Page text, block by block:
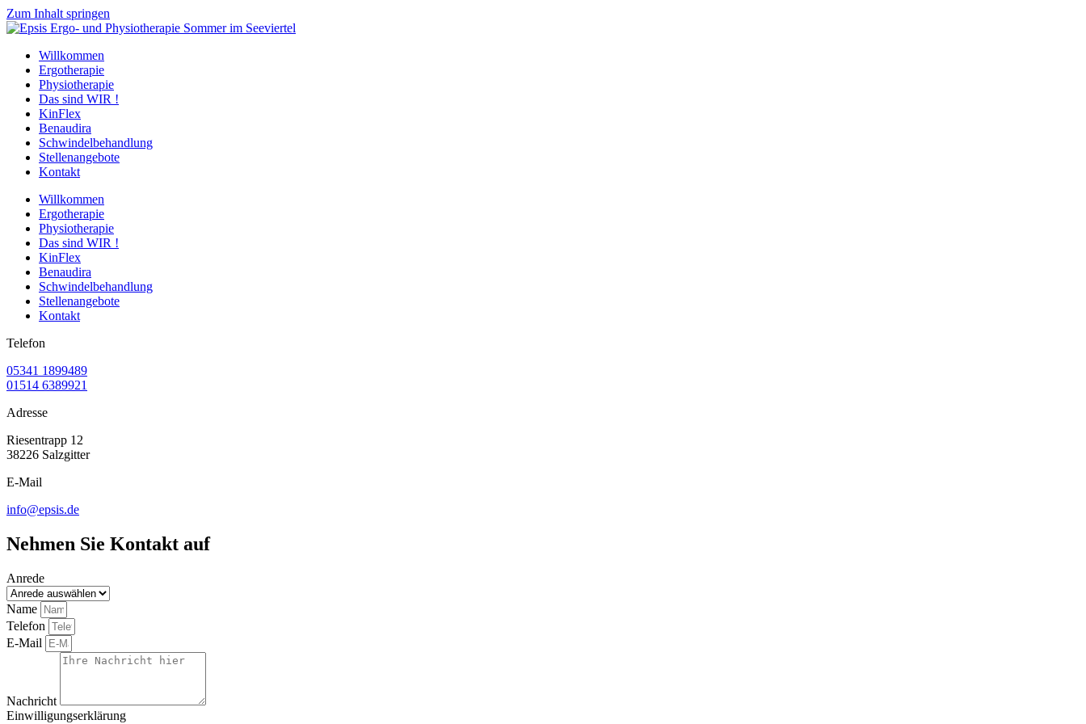
Zum Inhalt springen
Willkommen
Ergotherapie
Physiotherapie
Das sind WIR !
KinFlex
Benaudira
Schwindelbehandlung
Stellenangebote
Kontakt
Willkommen
Ergotherapie
Physiotherapie
Das sind WIR !
KinFlex
Benaudira
Schwindelbehandlung
Stellenangebote
Kontakt
Telefon
05341 1899489
01514 6389921
Adresse
Riesentrapp 12
38226 Salzgitter
E-Mail
info@epsis.de
Nehmen Sie Kontakt auf
Anrede
Name
Telefon
E-Mail
Nachricht
Einwilligungserklärung